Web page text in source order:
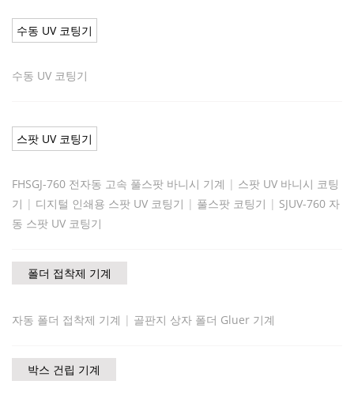
수동 UV 코팅기
수동 UV 코팅기
스팟 UV 코팅기
FHSGJ-760 전자동 고속 풀스팟 바니시 기계 | 스팟 UV 바니시 코팅
기 | 디지털 인쇄용 스팟 UV 코팅기 | 풀스팟 코팅기 | SJUV-760 자
동 스팟 UV 코팅기
폴더 접착제 기계
자동 폴더 접착제 기계 | 골판지 상자 폴더 Gluer 기계
박스 건립 기계